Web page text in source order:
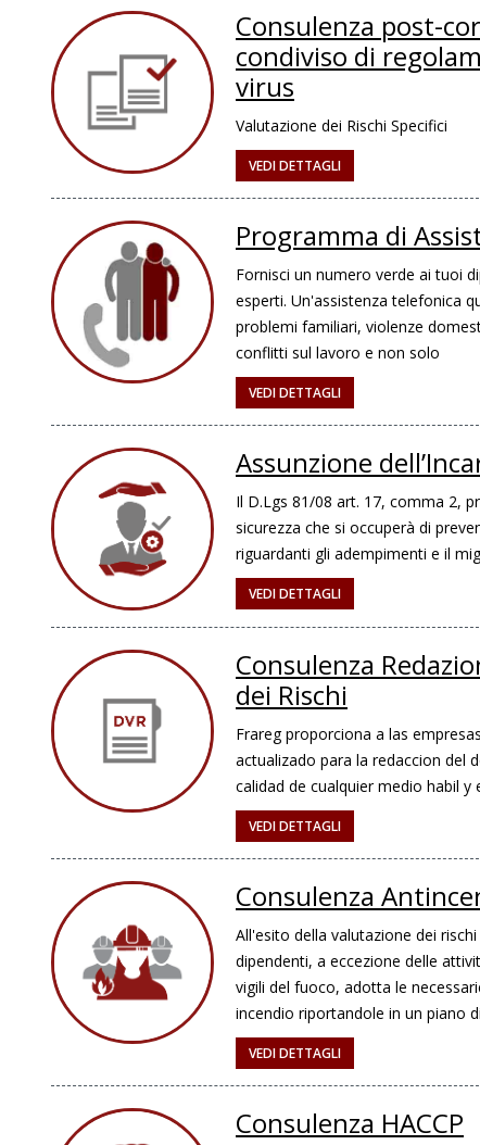
Consulenza post-
condiviso di
virus
Valutazione dei Rischi Specifici
VEDI DETTAGLI
Programma di
Fornisci un numero verde ai tuoi
esperti. Un'assistenza telefonica
problemi familiari, violenze
conflitti sul lavoro e non solo
VEDI DETTAGLI
Assunzione
Il D.Lgs 81/08 art. 17, comma 2,
sicurezza che si occuperà di
riguardanti gli adempimenti e il
VEDI DETTAGLI
Consulenza
dei Rischi
Frareg proporciona a las
actualizado para la redaccion del
calidad de cualquier medio habil
VEDI DETTAGLI
Consulenza
All'esito della valutazione dei
dipendenti, a eccezione delle
vigili del fuoco, adotta le
incendio riportandole in un piano
VEDI DETTAGLI
Consulenza HACCP